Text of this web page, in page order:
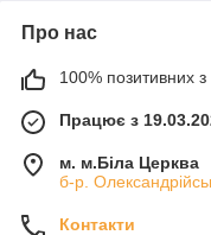
Про нас
100% позитивних з
Працює з
м. м.Біла Церква
б-р.
Контакти